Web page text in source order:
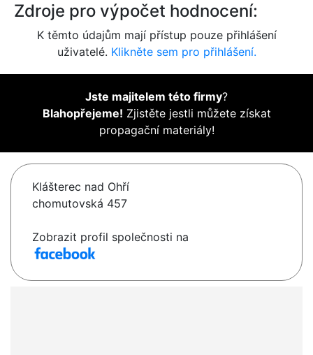
Zdroje pro výpočet hodnocení:
K těmto údajům mají přístup pouze přihlášení
uživatelé. Klikněte sem pro přihlášení.
Jste majitelem této firmy?
Blahopřejeme! Zjistěte jestli můžete získat
propagační materiály!
Klášterec nad Ohří
chomutovská 457
Zobrazit profil společnosti na